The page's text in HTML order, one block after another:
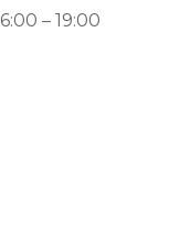
– 19:00